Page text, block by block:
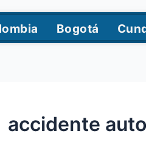
Bogotá
accidente